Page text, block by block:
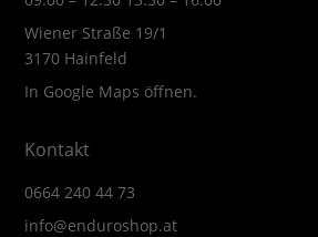
Wiener Straße 19/1
3170 Hainfeld
In Google Maps öffnen.
Kontakt
0664 240 44 73
info@enduroshop.at